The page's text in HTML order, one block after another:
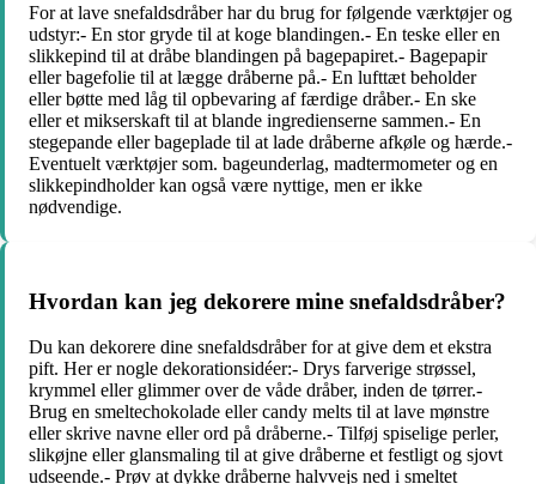
For at lave snefaldsdråber har du brug for følgende værktøjer og
udstyr:- En stor gryde til at koge blandingen.- En teske eller en
slikkepind til at dråbe blandingen på bagepapiret.- Bagepapir
eller bagefolie til at lægge dråberne på.- En lufttæt beholder
eller bøtte med låg til opbevaring af færdige dråber.- En ske
eller et mikserskaft til at blande ingredienserne sammen.- En
stegepande eller bageplade til at lade dråberne afkøle og hærde.-
Eventuelt værktøjer som. bageunderlag, madtermometer og en
slikkepindholder kan også være nyttige, men er ikke
nødvendige.
Hvordan kan jeg dekorere mine snefaldsdråber?
Du kan dekorere dine snefaldsdråber for at give dem et ekstra
pift. Her er nogle dekorationsidéer:- Drys farverige strøssel,
krymmel eller glimmer over de våde dråber, inden de tørrer.-
Brug en smeltechokolade eller candy melts til at lave mønstre
eller skrive navne eller ord på dråberne.- Tilføj spiselige perler,
slikøjne eller glansmaling til at give dråberne et festligt og sjovt
udseende.- Prøv at dykke dråberne halvvejs ned i smeltet